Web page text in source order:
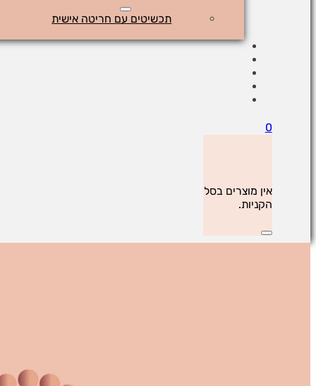
תכשיטים עם חריטה אישית
0
אין מוצרים בסל
הקניות.